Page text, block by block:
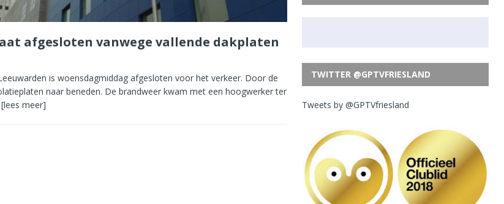
afgesloten vanwege vallende dakplaten
is woensdagmiddag afgesloten voor het verkeer. Door de
naar beneden. De brandweer kwam met een hoogwerker ter
[lees meer]
TWITTER @GPTVFRIESLAND
Tweets by @GPTVfriesland